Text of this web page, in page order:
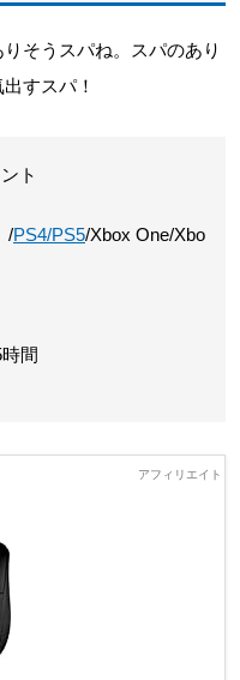
そうスパね。スパのあり
すスパ！
ト
/PS4/PS5/Xbox One/Xbo
間